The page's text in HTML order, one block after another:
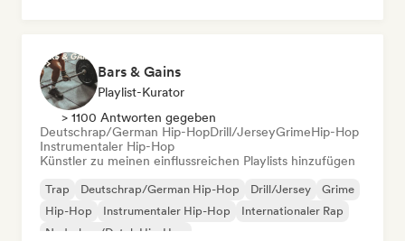
Bars & Gains
Playlist-Kurator
> 1100 Antworten gegeben
Deutschrap/German Hip-HopDrill/JerseyGrimeHip-Hop
Instrumentaler Hip-Hop
Künstler zu meinen einflussreichen Playlists hinzufügen
Trap Deutschrap/German Hip-Hop Drill/Jersey
Grime
Hip-Hop
Instrumentaler Hip-Hop
Internationaler Rap
Nederhop/Dutch Hip-Hop